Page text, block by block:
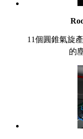
11個圓錐氣旋
的